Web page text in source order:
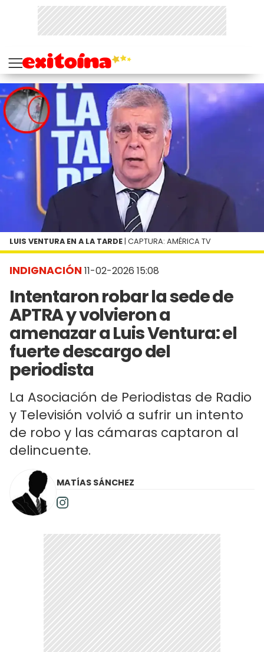
INDIGNACIÓN 11-02-2026 15:08
Intentaron robar la sede de
APTRA y volvieron a
amenazar a Luis Ventura: el
fuerte descargo del
periodista
La Asociación de Periodistas de Radio
y Televisión volvió a sufrir un intento
de robo y las cámaras captaron al
delincuente.
LUIS VENTURA EN A LA TARDE | CAPTURA: AMÉRICA TV
MATÍAS SÁNCHEZ